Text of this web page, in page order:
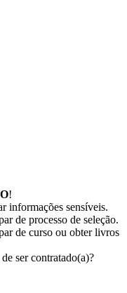
!
informações sensíveis.
de processo de seleção.
de curso ou obter livros
ser contratado(a)?